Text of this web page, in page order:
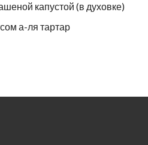
капустой (в духовке)
а-ля тартар